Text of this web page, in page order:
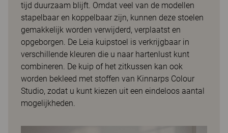
tijd duurzaam blijft. Omdat veel van de modellen
stapelbaar en koppelbaar zijn, kunnen deze stoelen
gemakkelijk worden verwijderd, verplaatst en
opgeborgen. De Leia kuipstoel is verkrijgbaar in
verschillende kleuren die u naar hartenlust kunt
combineren. De kuip of het zitkussen kan ook
worden bekleed met stoffen van Kinnarps Colour
Studio, zodat u kunt kiezen uit een eindeloos aantal
mogelijkheden.